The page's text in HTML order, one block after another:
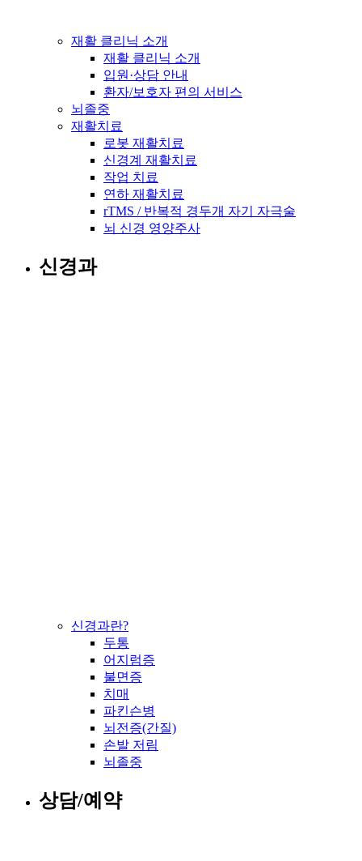
재활 클리닉 소개
재활 클리닉 소개
입원·상담 안내
환자/보호자 편의 서비스
뇌졸중
재활치료
로봇 재활치료
신경계 재활치료
작업 치료
연하 재활치료
rTMS / 반복적 경두개 자기 자극술
뇌 신경 영양주사
신경과
신경과란?
두통
어지럼증
불면증
치매
파킨슨병
뇌전증(간질)
손발 저림
뇌졸중
상담/예약